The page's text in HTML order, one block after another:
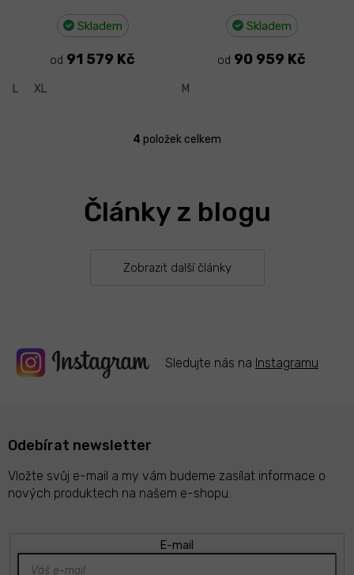
Skladem
od 91 579 Kč
L XL
Skladem
od 90 959 Kč
M
O
d
a
p
p
4 položek celkem
Články z blogu
Zobrazit další články
Sledujte nás na Instagramu
Odebírat newsletter
Vložte svůj e-mail a my vám budeme zasílat informace o
nových produktech na našem e-shopu.
E-mail